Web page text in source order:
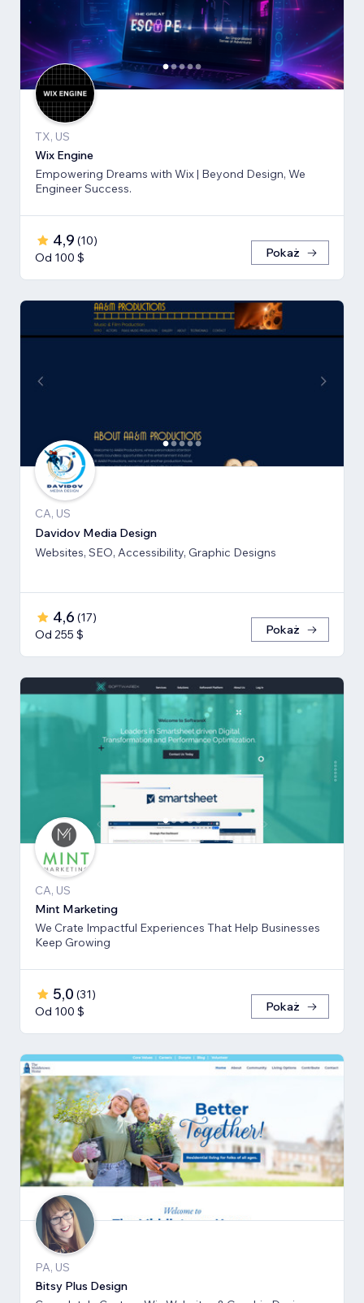
TX, US
Wix Engine
Empowering Dreams with Wix | Beyond Design, We
Engineer Success.
4,9 (10)
Od 100 $
Pokaż
CA, US
Davidov Media Design
Websites, SEO, Accessibility, Graphic Designs
4,6 (17)
Od 255 $
Pokaż
CA, US
Mint Marketing
We Crate Impactful Experiences That Help Businesses
Keep Growing
5,0 (31)
Od 100 $
Pokaż
PA, US
Bitsy Plus Design